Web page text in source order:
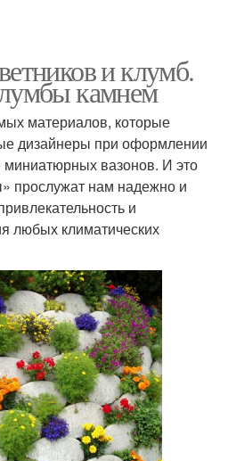
и клумб.
камнем
материалов, которые
дизайнеры при оформлении
миниатюрных вазонов. И это
прослужат нам надежно и
и
любых климатических